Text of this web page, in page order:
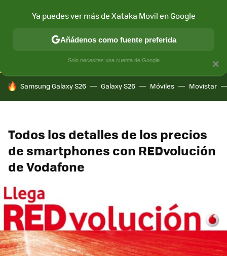
CONECTIVIDAD MÓVIL Y SOCIEDAD APLICACIONES
HOY SE HABLA DE
Samsung Galaxy S26 Galaxy S26 Móviles Movistar
Todos los detalles de los precios
de smartphones con REDvolución
de Vodafone
×
Ya puedes ver más de Xataka Movil en Google
Añádenos como fuente preferida
Solo necesitas una cuenta de Google